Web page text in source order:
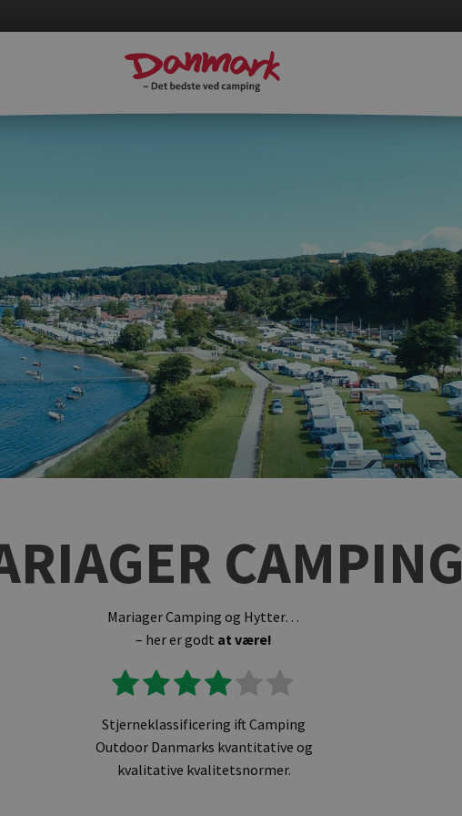
CAMPING
Mariager Camping og Hytter…
– her er godt at være!
Stjerneklassificering ift Camping
Outdoor Danmarks kvantitative og
kvalitative kvalitetsnormer.